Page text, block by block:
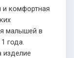
и комфортная
малышей в
года.
изделие